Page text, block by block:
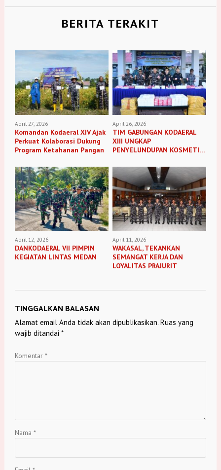
BERITA TERAKIT
April 27, 2026
Komandan Kodaeral XIV Ajak
Perkuat Kolaborasi Dukung
Program Ketahanan Pangan
April 26, 2026
TIM GABUNGAN KODAERAL
XIII UNGKAP
PENYELUNDUPAN KOSMETIK
April 12, 2026
DANKODAERAL VII PIMPIN
KEGIATAN LINTAS MEDAN
April 11, 2026
WAKASAL, TEKANKAN
SEMANGAT KERJA DAN
LOYALITAS PRAJURIT
TINGGALKAN BALASAN
Alamat email Anda tidak akan dipublikasikan. Ruas yang
wajib ditandai *
Komentar *
Nama *